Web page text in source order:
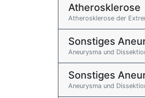
Atherosklerose
Atherosklerose der
Sonstiges
Aneurysma und
Sonstiges
Aneurysma und